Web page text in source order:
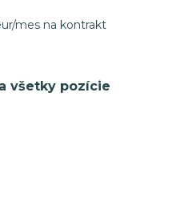
mes na kontrakt
všetky pozície